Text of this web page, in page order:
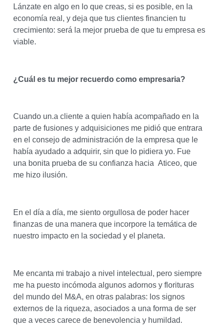
Lánzate en algo en lo que creas, si es posible, en la
economía real, y deja que tus clientes financien tu
crecimiento: será la mejor prueba de que tu empresa es
viable.
¿Cuál es tu mejor recuerdo como empresaria?
Cuando un.a cliente a quien había acompañado en la
parte de fusiones y adquisiciones me pidió que entrara
en el consejo de administración de la empresa que le
había ayudado a adquirir, sin que lo pidiera yo. Fue
una bonita prueba de su confianza hacia Aticeo, que
me hizo ilusión.
En el día a día, me siento orgullosa de poder hacer
finanzas de una manera que incorpore la temática de
nuestro impacto en la sociedad y el planeta.
Me encanta mi trabajo a nivel intelectual, pero siempre
me ha puesto incómoda algunos adornos y florituras
del mundo del M&A, en otras palabras: los signos
externos de la riqueza, asociados a una forma de ser
que a veces carece de benevolencia y humildad.